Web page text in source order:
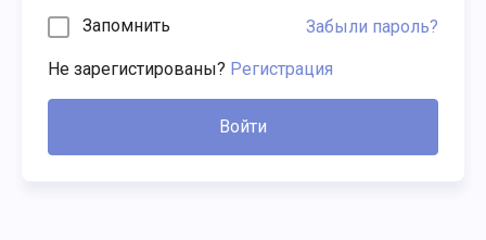
Запомнить Забыли пароль?
Не зарегистированы? Регистрация